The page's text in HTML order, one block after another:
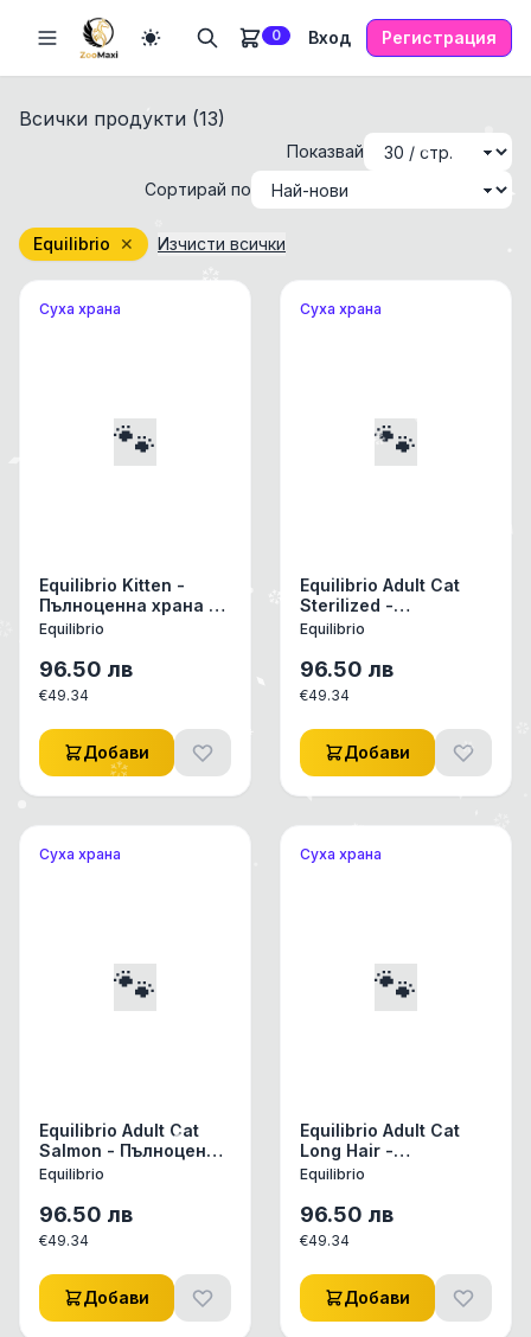
0 Вход Регистрация
Всички продукти (13)
Показвай
Сортирай по
Equilibrio ✕ Изчисти всички
Суха храна
🐾
Equilibrio Kitten -
Пълноценна храна за
подрастващи
породи 7.5 кг
Equilibrio
96.50 лв
€49.34
Добави
Суха храна
🐾
Equilibrio Adult Cat
Sterilized -
Пълноценна храна за
израснали котки 7.5
кг
Equilibrio
96.50 лв
€49.34
Добави
Суха храна
🐾
Equilibrio Adult Cat
Salmon - Пълноценна
храна за израснали
кг
Equilibrio
96.50 лв
€49.34
Добави
Суха храна
🐾
Equilibrio Adult Cat
Long Hair -
Пълноценна храна за
дългокосмести
котки 7.5 кг
Equilibrio
96.50 лв
€49.34
Добави